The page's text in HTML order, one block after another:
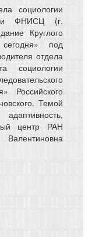
социологии
ФНИСЦ (г.
Круглого
под
отдела
социологии
Российского
Темой
центр РАН